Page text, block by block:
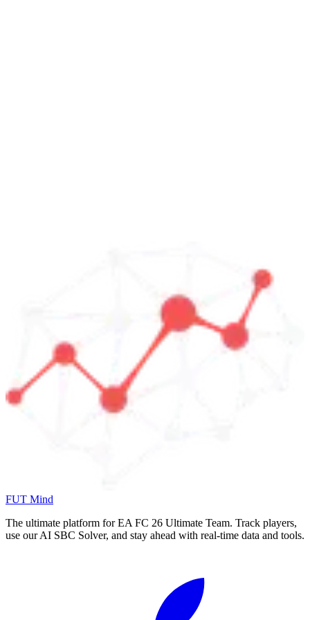
FUT Mind
The ultimate platform for EA FC 26 Ultimate Team. Track players,
use our AI SBC Solver, and stay ahead with real-time data and tools.